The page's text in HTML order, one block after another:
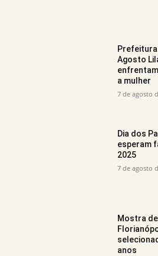
Agosto
a mulher
7 de agosto
Dia dos
esperam
2025
7 de agosto
Mostra
anos